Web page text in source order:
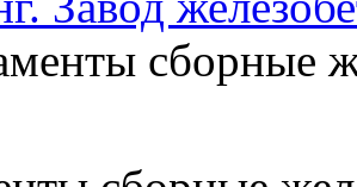
сборные